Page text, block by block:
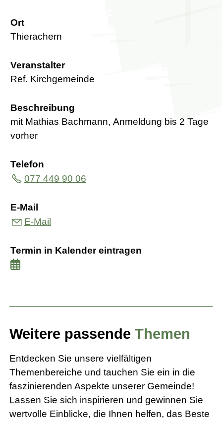
Ort
Thierachern
Veranstalter
Ref. Kirchgemeinde
Beschreibung
mit Mathias Bachmann, Anmeldung bis 2 Tage
vorher
Telefon
077 449 90 06
E-Mail
E-Mail
Termin in Kalender eintragen
Weitere passende Themen
Entdecken Sie unsere vielfältigen
Themenbereiche und tauchen Sie ein in die
faszinierenden Aspekte unserer Gemeinde!
Lassen Sie sich inspirieren und gewinnen Sie
wertvolle Einblicke, die Ihnen helfen, das Beste